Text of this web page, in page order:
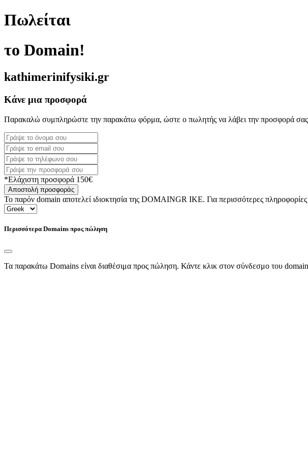
Πωλείται
το Domain!
kathimerinifysiki.gr
Κάνε μια προσφορά
Παρακαλώ συμπληρώστε την παρακάτω φόρμα, ώστε ο πωλητής να λάβει την προσφορά
*Ελάχιστη προσφορά 150€
Αποστολή προσφοράς
Το παρόν domain αποτελεί ιδιοκτησία της DOMAINGR ΙΚΕ. Για περισσότερες
Περισσότερα Domains προς πώληση
Τα παρακάτω Domains είναι διαθέσιμα προς πώληση. Κάντε κλικ στον σύνδεσμο του domain